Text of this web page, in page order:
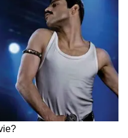
12 जुलाई 2026 मौसम अपडेट:
दिल्ली-NCR, यूपी, बिहार, झारखंड,